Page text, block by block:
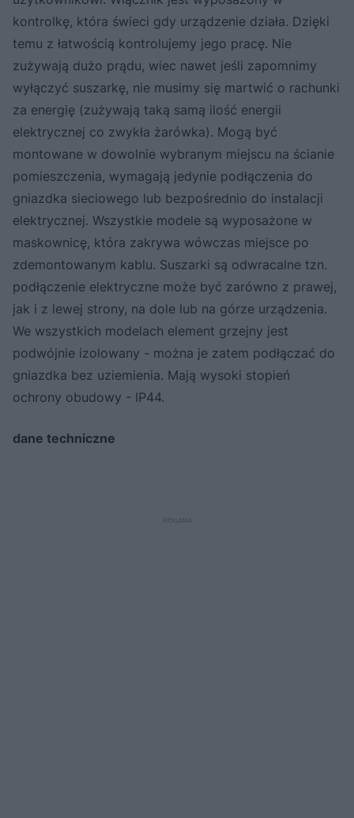
kontrolkę, która świeci gdy urządzenie działa. Dzięki
temu z łatwością kontrolujemy jego pracę. Nie
zużywają dużo prądu, wiec nawet jeśli zapomnimy
wyłączyć suszarkę, nie musimy się martwić o rachunki
za energię (zużywają taką samą ilość energii
elektrycznej co zwykła żarówka). Mogą być
montowane w dowolnie wybranym miejscu na ścianie
pomieszczenia, wymagają jedynie podłączenia do
gniazdka sieciowego lub bezpośrednio do instalacji
elektrycznej. Wszystkie modele są wyposażone w
maskownicę, która zakrywa wówczas miejsce po
zdemontowanym kablu. Suszarki są odwracalne tzn.
podłączenie elektryczne może być zarówno z prawej,
jak i z lewej strony, na dole lub na górze urządzenia.
We wszystkich modelach element grzejny jest
podwójnie izolowany - można je zatem podłączać do
gniazdka bez uziemienia. Mają wysoki stopień
ochrony obudowy - IP44.
dane techniczne